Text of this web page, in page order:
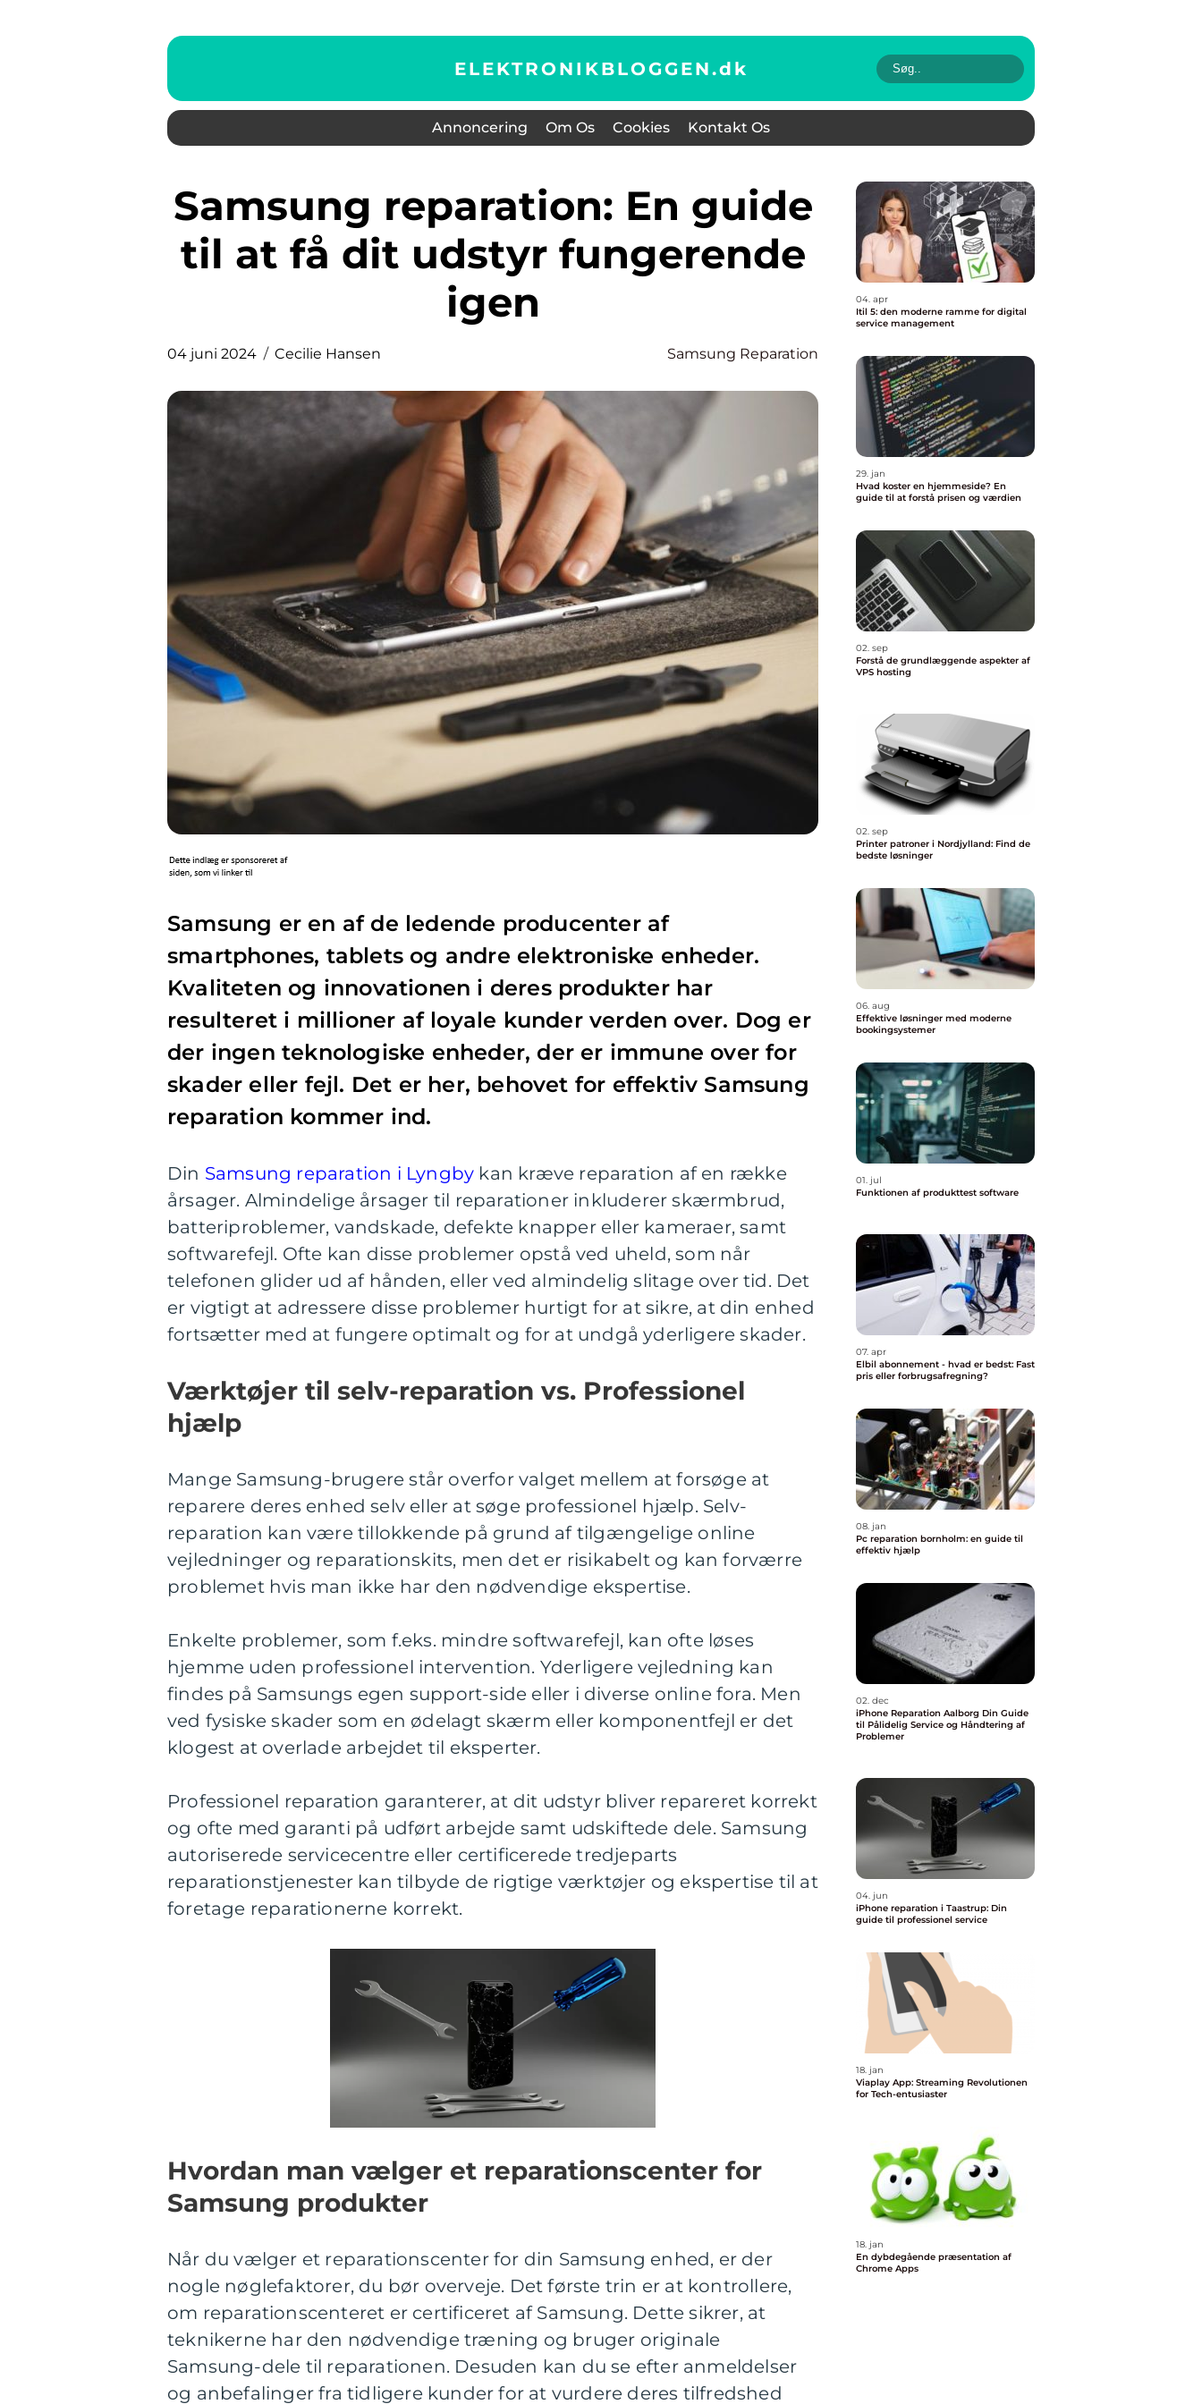
ELEKTRONIKBLOGGEN.dk
Annoncering Om Os Cookies Kontakt Os
Samsung reparation: En guide
til at få dit udstyr fungerende
igen
04 juni 2024 Cecilie Hansen Samsung Reparation
Samsung er en af de ledende producenter af
smartphones, tablets og andre elektroniske enheder.
Kvaliteten og innovationen i deres produkter har
resulteret i millioner af loyale kunder verden over. Dog er
der ingen teknologiske enheder, der er immune over for
skader eller fejl. Det er her, behovet for effektiv Samsung
reparation kommer ind.
Din Samsung reparation i Lyngby kan kræve reparation af en række
årsager. Almindelige årsager til reparationer inkluderer skærmbrud,
batteriproblemer, vandskade, defekte knapper eller kameraer, samt
softwarefejl. Ofte kan disse problemer opstå ved uheld, som når
telefonen glider ud af hånden, eller ved almindelig slitage over tid. Det
er vigtigt at adressere disse problemer hurtigt for at sikre, at din enhed
fortsætter med at fungere optimalt og for at undgå yderligere skader.
Værktøjer til selv-reparation vs. Professionel
hjælp
Mange Samsung-brugere står overfor valget mellem at forsøge at
reparere deres enhed selv eller at søge professionel hjælp. Selv-
reparation kan være tillokkende på grund af tilgængelige online
vejledninger og reparationskits, men det er risikabelt og kan forværre
problemet hvis man ikke har den nødvendige ekspertise.
Enkelte problemer, som f.eks. mindre softwarefejl, kan ofte løses
hjemme uden professionel intervention. Yderligere vejledning kan
findes på Samsungs egen support-side eller i diverse online fora. Men
ved fysiske skader som en ødelagt skærm eller komponentfejl er det
klogest at overlade arbejdet til eksperter.
Professionel reparation garanterer, at dit udstyr bliver repareret korrekt
og ofte med garanti på udført arbejde samt udskiftede dele. Samsung
autoriserede servicecentre eller certificerede tredjeparts
reparationstjenester kan tilbyde de rigtige værktøjer og ekspertise til at
foretage reparationerne korrekt.
Hvordan man vælger et reparationscenter for
Samsung produkter
Når du vælger et reparationscenter for din Samsung enhed, er der
nogle nøglefaktorer, du bør overveje. Det første trin er at kontrollere,
om reparationscenteret er certificeret af Samsung. Dette sikrer, at
teknikerne har den nødvendige træning og bruger originale
Samsung-dele til reparationen. Desuden kan du se efter anmeldelser
og anbefalinger fra tidligere kunder for at vurdere deres tilfredshed
04. apr
Itil 5: den moderne ramme for digital
service management
29. jan
Hvad koster en hjemmeside? En
guide til at forstå prisen og værdien
02. sep
Forstå de grundlæggende aspekter af
VPS hosting
02. sep
Printer patroner i Nordjylland: Find de
bedste løsninger
06. aug
Effektive løsninger med moderne
bookingsystemer
01. jul
Funktionen af produkttest software
07. apr
Elbil abonnement - hvad er bedst: Fast
pris eller forbrugsafregning?
08. jan
Pc reparation bornholm: en guide til
effektiv hjælp
02. dec
iPhone Reparation Aalborg Din Guide
til Pålidelig Service og Håndtering af
Problemer
04. jun
iPhone reparation i Taastrup: Din
guide til professionel service
18. jan
Viaplay App: Streaming Revolutionen
for Tech-entusiaster
18. jan
En dybdegående præsentation af
Chrome Apps